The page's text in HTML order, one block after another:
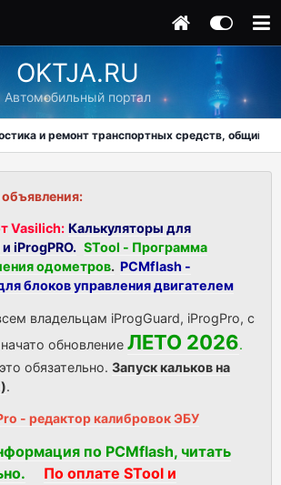
OKTJA.RU
Автомобильный портал
и ремонт транспортных средств, общий
Vasilich: Калькуляторы для
iProgPRO. STool - Программа
одометров. PCMflash -
блоков управления двигателем
владельцам iProgGuard, iProgPro, с
обновление ЛЕТО 2026.
обязательно. Запуск кальков на
.
- редактор калибровок ЭБУ
по PCMflash, читать
По оплате STool и